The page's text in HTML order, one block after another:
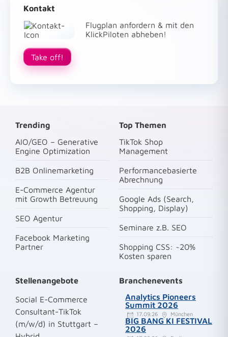
Kontakt
Flugplan anfordern & mit den
KlickPiloten abheben!
Take off!
Trending
AIO/GEO – Generative
Engine Optimization
B2B Onlinemarketing
E-Commerce Agentur
mit Growth Betreuung
SEO Agentur
Facebook Marketing
Partner
Top Themen
TikTok Shop
Management
Performancebasierte
Abrechnung
Google Ads (Search,
Shopping, Display)
Seminare z.B. SEO
Shopping CSS: ~20%
Kosten sparen
Stellenangebote
Social E-Commerce
Consultant-TikTok
(m/w/d) in Stuttgart –
Branchenevents
Analytics Pioneers
Summit 2026
17.09.26 München
BIG BANG KI FESTIVAL
2026